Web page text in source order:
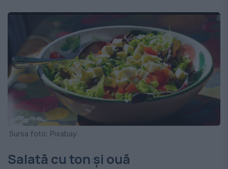
Sursa foto: Pixabay
Salată cu ton și ouă